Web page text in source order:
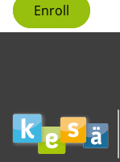
Enroll